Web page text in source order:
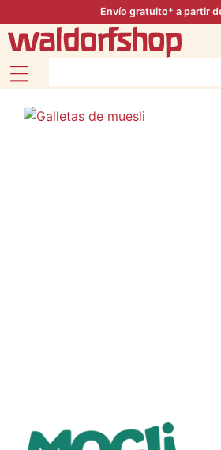
Envío gratuito* a partir